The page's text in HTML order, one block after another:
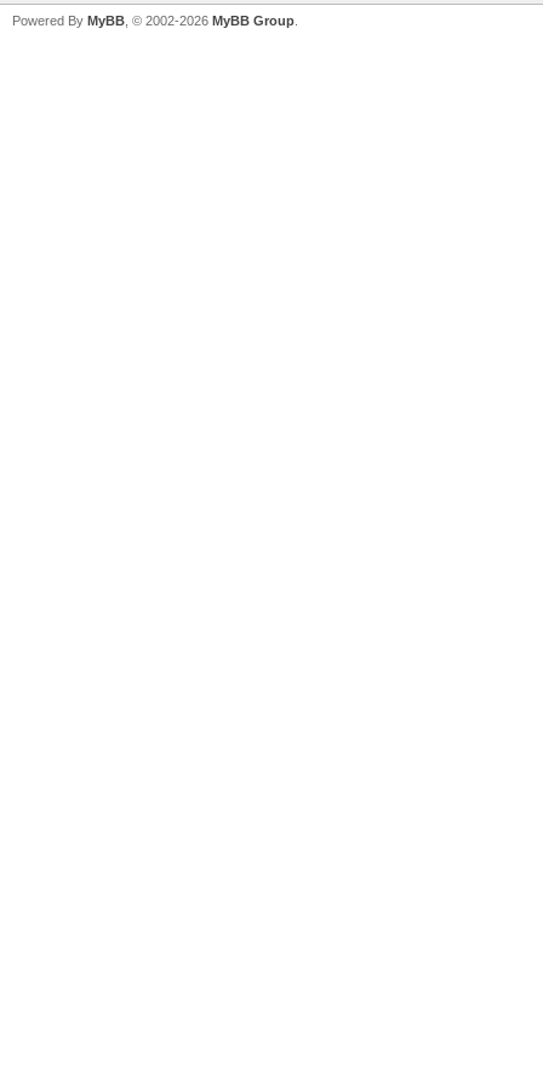
Powered By MyBB , © 2002-2026 MyBB Group